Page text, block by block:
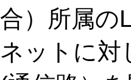
合）所属の
ネットに対